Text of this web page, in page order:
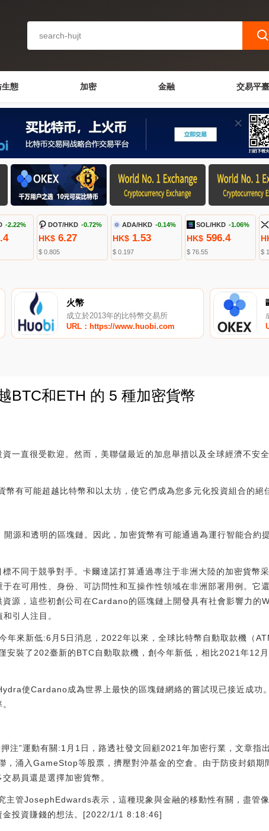
生態 加密 金融 交易平臺
-2.22% DOT/HKD -0.72%
HK$6.27
$ 0.805
ADA/HKD -0.14%
HK$1.53
$ 0.197
SOL/HKD -1.06%
HK$ 596.4
$ 76.55 $
火幣
成立於2013年的比特幣交易所
URL：https://www.huobi.com
BTC和ETH 的 5 種加密貨幣
一直很受歡迎。然而，美聯儲最近的加息舉措以及全球經濟不安
有可能超越比特幣和以太坊，使它們成為您多元化投資組合的絕
源和透明的區塊鏈。因此，加密貨幣有可能通過為運行智能合約
不同于競爭對手。卡爾達諾打算通過專注于非洲大陸的加密貨幣
在可用性、身份、可訪問性和互操作性領域在非洲部署用例。它
源，這些初創公司在Cardano的區塊鏈上開發具有社會影響力的
引人注目。
年來新低:6月5日消息，2022年以來，全球比特幣自動取款機（
安裝了202臺新的BTC自動取款機，創今年新低，相比2021年12
使Cardano成為世界上最快的區塊鏈網絡的嘗試現已接近成功
注”運動有關:1月1日，路透社發文回顧2021年加密行業，文章指
，涌入GameStop等股票，擠壓對沖基金的空倉。由于防疫封鎖期
易員還是選擇加密貨幣。
管JosephEdwards表示，這種現象與金融的移動性有關，盡管
金投資賺錢的想法。[2022/1/1 8:18:46]